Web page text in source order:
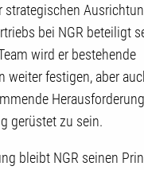
strategischen
bei NGR beteiligt
wird er bestehende
weiter festigen, aber
gerüstet zu sein.
bleibt NGR seinen